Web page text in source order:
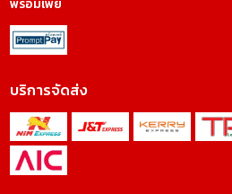
พร้อมเพย์
บริการจัดส่ง